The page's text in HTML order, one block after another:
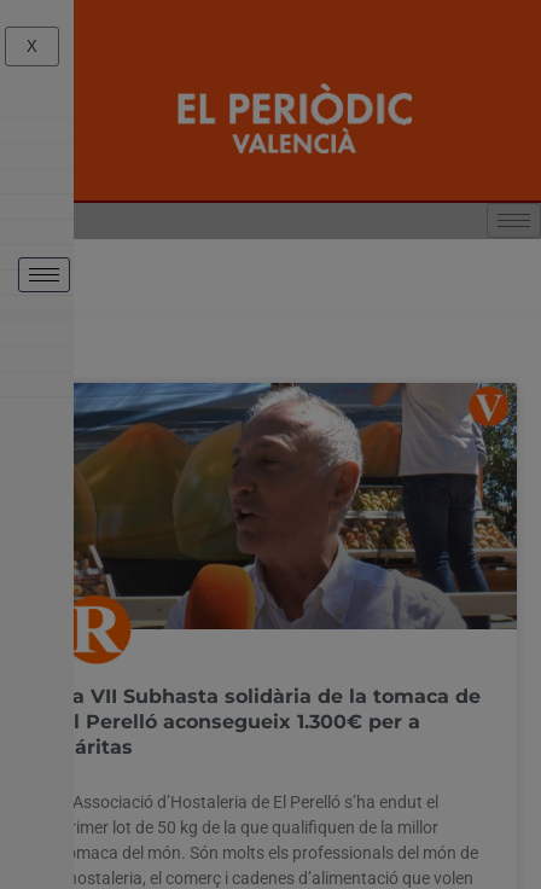
La VII Subhasta solidària de la tomaca de
El Perelló aconsegueix 1.300€ per a
Cáritas
L’Associació d’Hostaleria de El Perelló s’ha endut el
primer lot de 50 kg de la que qualifiquen de la millor
tomaca del món. Són molts els professionals del món de
l’hostaleria, el comerç i cadenes d’alimentació que volen